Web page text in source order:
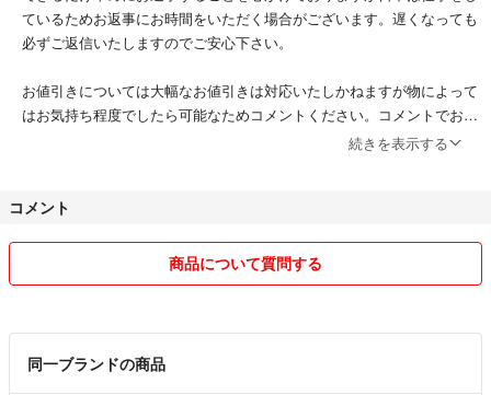
【発送】
1〜２日以内に発送致します。
OPP袋に入れて防水性の袋に入れて発送致します。
S-A-40
ているためお返事にお時間をいただく場合がございます。遅くなっても
必ずご返信いたしますのでご安心下さい。
お値引きについては大幅なお値引きは対応いたしかねますが物によって
はお気持ち程度でしたら可能なためコメントください。コメントでお値
引き交渉中であっても先にご購入いただいた方を最優先とします。
深夜早朝の購入もOKです。
お時間は気になさらず購入してください。
発送はできるだけ早く24時間以内を心がけておりますのでよろしくお
願いいたします。
続きを表示する
コメント
商品について質問する
同一ブランドの商品